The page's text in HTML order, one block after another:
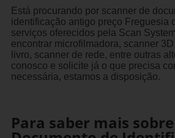
Está procurando por scanner de
identificação antigo preço Freguesia
serviços oferecidos pela Scan
encontrar microfilmadora, scanner
livro, scanner de rede, entre outras
conosco e solicite já o que precisa
necessária, estamos a disposição.
Para saber mais